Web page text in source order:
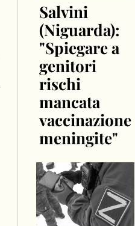
Salvini
(Niguarda):
"Spiegare a
genitori
rischi
mancata
vaccinazione
meningite"